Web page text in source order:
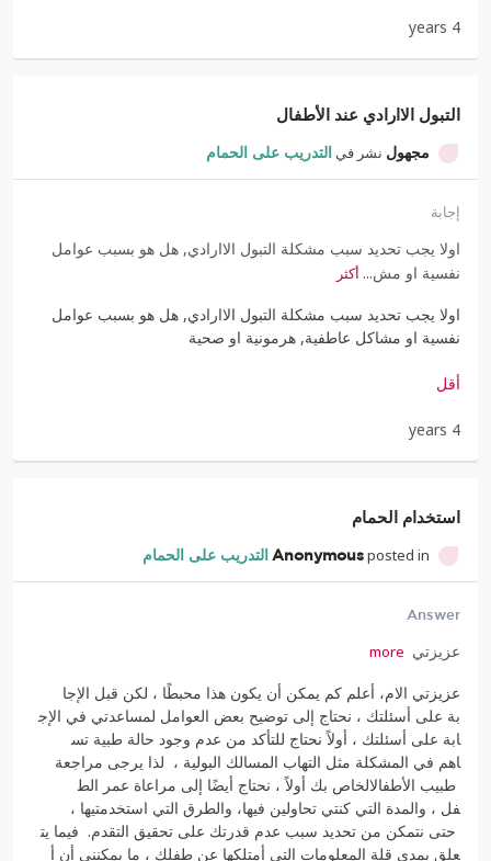
4 years
التبول الاارادي عند الأطفال
مجهول نشر في التدريب على الحمام
إجابة
اولا يجب تحديد سبب مشكلة التبول الاارادي, هل هو بسبب عوامل
نفسية او مش... أكثر
اولا يجب تحديد سبب مشكلة التبول الاارادي, هل هو بسبب عوامل
نفسية او مشاكل عاطفية, هرمونية او صحية
أقل
4 years
استخدام الحمام
Anonymous posted in التدريب على الحمام
Answer
عزيزتي
عزيزتي الام، أعلم كم يمكن أن يكون هذا محبطًا ، لكن قبل الإجا
بة على أسئلتك ، نحتاج إلى توضيح بعض العوامل لمساعدتي في الإج
ابة على أسئلتك ، أولاً نحتاج للتأكد من عدم وجود حالة طبية تس
اهم في المشكلة مثل التهاب المسالك البولية ، لذا يرجى مراجعة
طبيب الأطفالالخاص بك أولاً ، نحتاج أيضًا إلى مراعاة عمر الط
فل ، والمدة التي كنتي تحاولين فيها، والطرق التي استخدمتيها ،
حتى نتمكن من تحديد سبب عدم قدرتك على تحقيق التقدم. فيما يت
علق بمدى قلة المعلومات التي أمتلكها عن طفلك ، ما يمكنني أن أ